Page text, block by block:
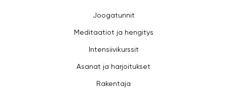
Joogatunnit
Meditaatiot ja hengitys
Intensiivikurssit
Asanat ja harjoitukset
Rakentaja